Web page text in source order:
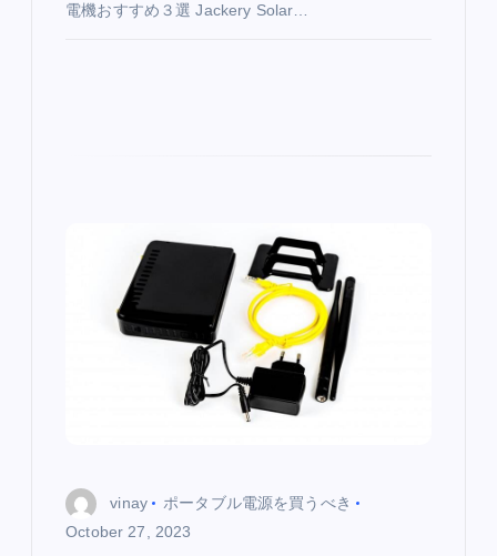
電機おすすめ３選 Jackery Solar…
vinay
ポータブル電源を買うべき
October 27, 2023